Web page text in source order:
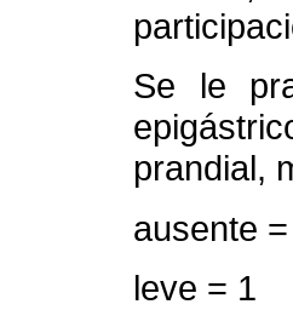
Se le
prandial,
ausente
leve = 1